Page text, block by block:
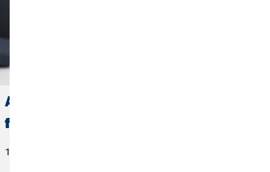
Assicurazione casa in affitto: come
funziona e chi deve pagarla
10. febbraio 2025